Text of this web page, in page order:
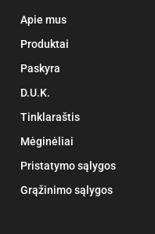
Apie mus
Produktai
Paskyra
D.U.K.
Tinklaraštis
Mėginėliai
Pristatymo sąlygos
Grąžinimo sąlygos